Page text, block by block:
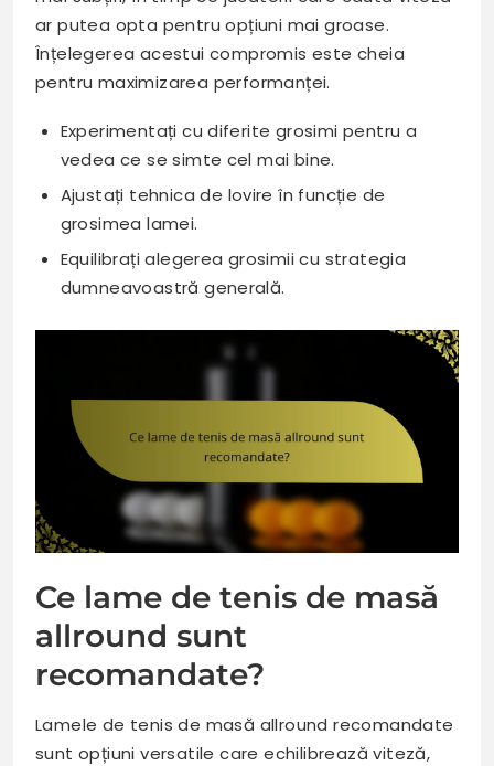
ar putea opta pentru opțiuni mai groase.
Înțelegerea acestui compromis este cheia
pentru maximizarea performanței.
Experimentați cu diferite grosimi pentru a
vedea ce se simte cel mai bine.
Ajustați tehnica de lovire în funcție de
grosimea lamei.
Equilibrați alegerea grosimii cu strategia
dumneavoastră generală.
Ce lame de tenis de masă
allround sunt
recomandate?
Lamele de tenis de masă allround recomandate
sunt opțiuni versatile care echilibrează viteză,